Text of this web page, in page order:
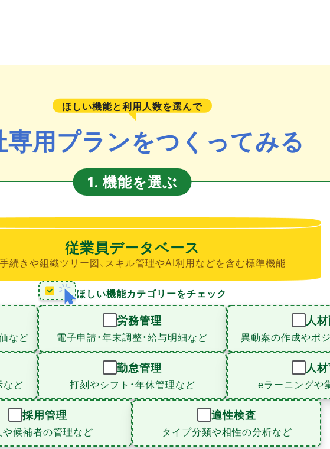
ほしい機能と利用人数を選んで
専用プランをつくってみる
1. 機能を選ぶ
従業員データベース
続きや組織ツリー図、スキル管理やAI利用などを含む標準機能
ほしい機能カテゴリーをチェック
など
労務管理
電子申請・年末調整・給与明細など
人
異動案の作成やポ
など
勤怠管理
打刻やシフト・年休管理など
人
eラーニングや
採用管理
候補者の管理など
適性検査
タイプ分類や相性の分析など